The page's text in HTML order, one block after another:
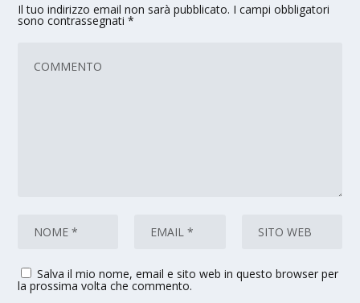
Il tuo indirizzo email non sarà pubblicato. I campi obbligatori
sono contrassegnati*
Salva il mio nome, email e sito web in questo browser per
la prossima volta che commento.